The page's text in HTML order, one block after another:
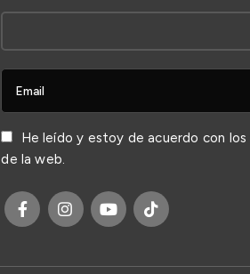
He leído y estoy de acuerdo con los
de la web.